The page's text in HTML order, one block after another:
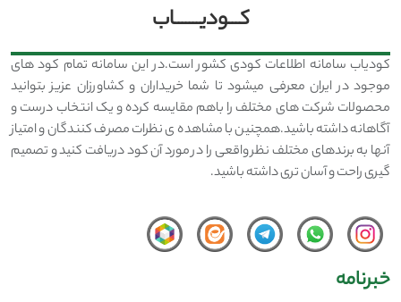
کـــودیـــــــاب
کودیاب سامانه اطلاعات کودی کشور است.در این سامانه تمام کود های
موجود در ایران معرفی میشود تا شما خریداران و کشاورزان عزیز بتوانید
محصولات شرکت های مختلف را باهم مقایسه کرده و یک انتخاب درست و
آگاهانه داشته باشید.همچنین با مشاهده ی نظرات مصرف کنندگان و امتیاز
آنها به برندهای مختلف نظر واقعی را در مورد آن کود دریافت کنید و تصمیم
گیری راحت و آسان تری داشته باشید.
خبرنامه